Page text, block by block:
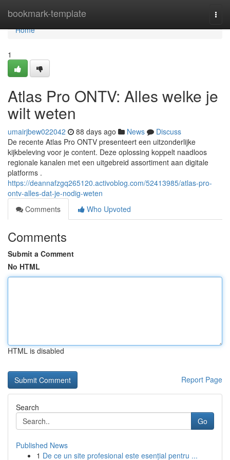
bookmark-template
Home
Home
1
Atlas Pro ONTV: Alles welke je
wilt weten
umairjbew022042 88 days ago News
Discuss
De recente Atlas Pro ONTV presenteert een uitzonderlijke
kijkbeleving voor je content. Deze oplossing koppelt naadloos
regionale kanalen met een uitgebreid assortiment aan digitale
platforms .
https://deannafzgq265120.activoblog.com/52413985/atlas-pro-
ontv-alles-dat-je-nodig-weten
Comments
Who Upvoted
Comments
Submit a Comment
No HTML
HTML is disabled
Report Page
Search
Go
Published News
1 De ce un site profesional este esențial pentru ...